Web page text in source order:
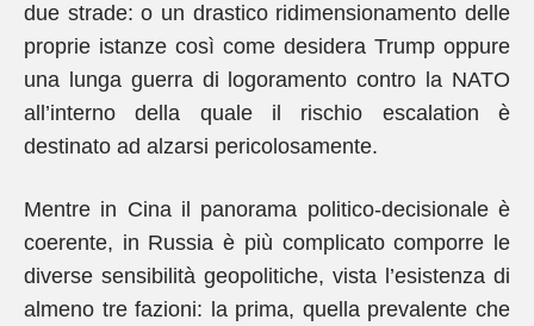
due strade: o un drastico ridimensionamento delle
proprie istanze così come desidera Trump oppure
una lunga guerra di logoramento contro la NATO
all’interno della quale il rischio escalation è
destinato ad alzarsi pericolosamente.
Mentre in Cina il panorama politico-decisionale è
coerente, in Russia è più complicato comporre le
diverse sensibilità geopolitiche, vista l’esistenza di
almeno tre fazioni: la prima, quella prevalente che